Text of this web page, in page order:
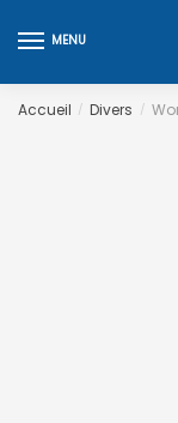
to
to
MENU
Accueil / Divers /